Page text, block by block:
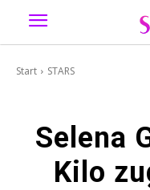
Start STARS
Selena
Kilo